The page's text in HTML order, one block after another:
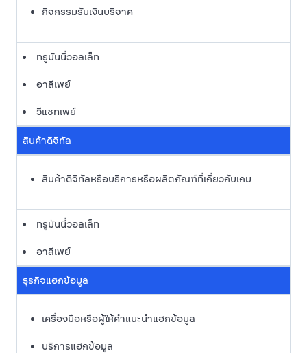
กิจกรรมรับเงินบริจาค
ทรูมันนี่วอลเล็ท
อาลีเพย์
วีแชทเพย์
สินค้าดิจิทัล
สินค้าดิจิทัลหรือบริการหรือผลิตภัณฑ์ที่เกี่ยวกับเกม
ทรูมันนี่วอลเล็ท
อาลีเพย์
ธุรกิจแฮกข้อมูล
เครื่องมือหรือผู้ให้คำแนะนำแฮกข้อมูล
บริการแฮกข้อมูล